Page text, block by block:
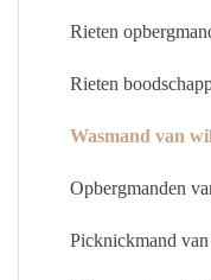
Rieten
Rieten
Wasmand van
Opbergmanden
Picknickmand